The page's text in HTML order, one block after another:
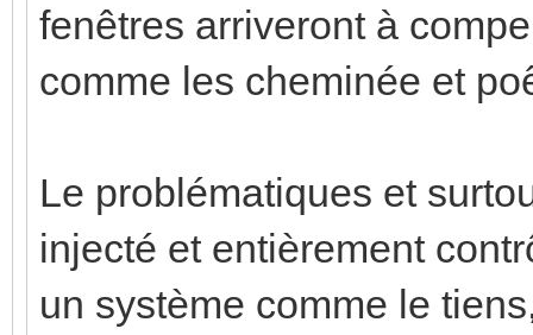
fenêtres arriveront à
comme les cheminée et
Le problématiques et
injecté et entièrement
un système comme le